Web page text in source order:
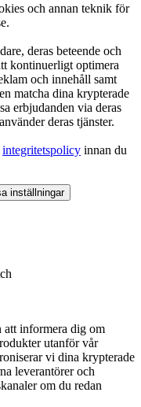
och annan teknik för
deras beteende och
kontinuerligt optimera
och innehåll samt
matcha dina krypterade
erbjudanden via deras
deras tjänster.
integritetspolicy innan du
inställningar
att informera dig om
utanför vår
vi dina krypterade
leverantörer och
om du redan